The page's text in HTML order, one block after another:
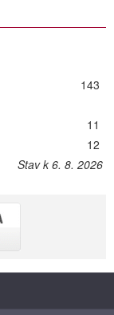
143
11
12
Stav k 6. 8. 2026